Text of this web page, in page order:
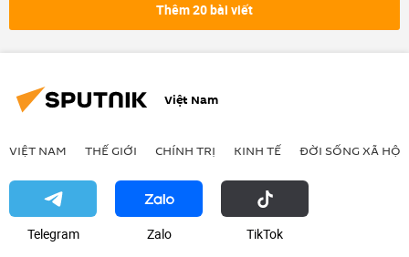
Thêm 20 bài viết
Việt Nam
VIỆT NAM THẾ GIỚI CHÍNH TRỊ KINH TẾ ĐỜI SỐNG XÃ HỘI
Telegram Zalo ТikТоk